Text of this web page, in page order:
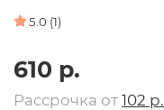
5.0 (1)
610 р.
Рассрочка от 102 р.